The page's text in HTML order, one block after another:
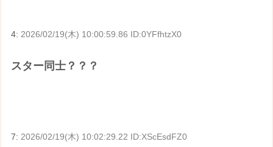
4:2026/02/19(木) 10:00:59.86 ID:0YFfhtzX0
スター同士？？？
7: 2026/02/19(木) 10:02:29.22 ID:XScEsdFZ0